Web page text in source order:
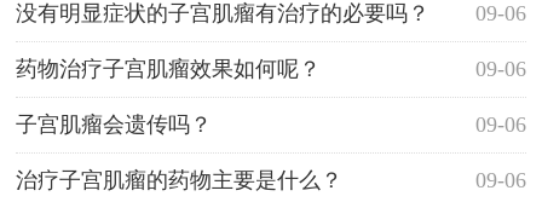
09-06
没有明显症状的子宫肌瘤有治疗的必要吗？
09-06
药物治疗子宫肌瘤效果如何呢？
09-06
子宫肌瘤会遗传吗？
09-06
治疗子宫肌瘤的药物主要是什么？